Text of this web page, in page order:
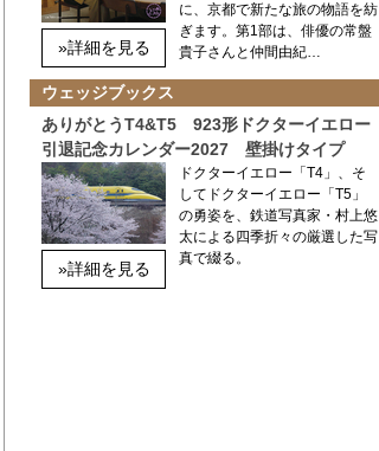
»詳細を見る
に、京都で新たな旅の物語を紡
ぎます。第1部は、俳優の常盤
貴子さんと仲間由紀…
ウェッジブックス
ありがとうT4&T5 923形ドクターイエロー
引退記念カレンダー2027 壁掛けタイプ
»詳細を見る
ドクターイエロー「T4」、そ
してドクターイエロー「T5」
の勇姿を、鉄道写真家・村上悠
太による四季折々の厳選した写
真で綴る。